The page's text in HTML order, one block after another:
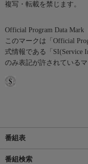
複写・転載を禁じます。
Official Program Data Mark
このマークは「Official
式情報である「SI(Service
のみ表記が許されているマ
番組表
番組検索